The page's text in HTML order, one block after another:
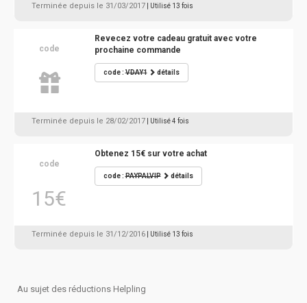
Terminée depuis le 31/03/2017 | Utilisé 13 fois
code
Revecez votre cadeau gratuit avec votre
prochaine commande
code :VDAY1 détails
Terminée depuis le 28/02/2017 | Utilisé 4 fois
code
15€
Obtenez 15€ sur votre achat
code :PAYPALVIP détails
Terminée depuis le 31/12/2016 | Utilisé 13 fois
Au sujet des réductions Helpling